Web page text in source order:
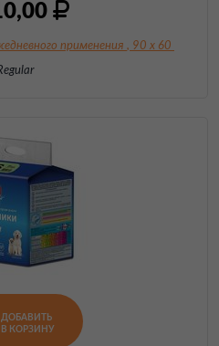
применения , 90 х 60
ДОБАВИТЬ
В КОРЗИНУ